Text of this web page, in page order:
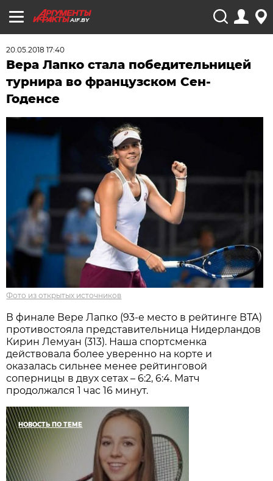
AIF.BY
20.05.2018 17:40
Вера Лапко стала победительницей
турнира во французском Сен-
Годенсе
Фото из открытых источников
В финале Вере Лапко (93-е место в рейтинге ВТА)
противостояла представительница Нидерландов
Кирин Лемуан (313). Наша спортсменка
действовала более уверенно на корте и
оказалась сильнее менее рейтинговой
соперницы в двух сетах – 6:2, 6:4. Матч
продолжался 1 час 16 минут.
НОВОСТЬ ПО ТЕМЕ